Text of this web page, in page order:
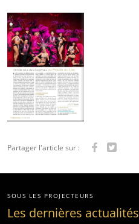
Partager l'article sur :
SOUS LES PROJECTEURS
Les dernières actualités